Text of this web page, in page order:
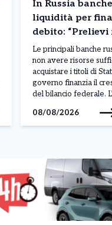
In Russia
liquidità per
debito: “Prelievi
contanti”. Cosa
succedendo
Le principali banche
non avere risorse
acquistare i titoli di
governo finanzia il
del bilancio federale.
direttore finanziario di
ha evidenziato una
capacità di sostenere
08/08/2026